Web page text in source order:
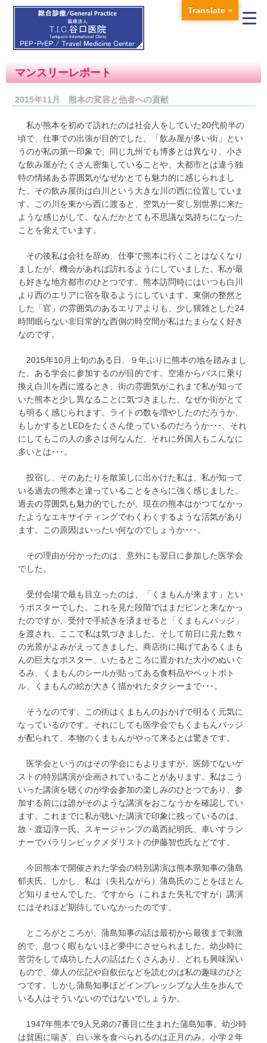
マンスリーレポート
2015年11月 熊本の変容と他者への貢献
私が熊本を初めて訪れたのは社会人をしていた20代前半の
頃で、仕事での出張が目的でした。「飲み屋が多い街」とい
うのが私の第一印象で、同じ九州でも博多とは異なり、小さ
な飲み屋がたくさん密集していることや、大都市とは違う独
特の情緒ある雰囲気がなぜかとても魅力的に感じられまし
た。その飲み屋街は白川という大きな川の西に位置していま
す。この川を東から西に渡ると、空気が一変し別世界に来た
ような感じがして、なんだかとても不思議な気持ちになった
ことを覚えています。
その後私は会社を辞め、仕事で熊本に行くことはなくなり
ましたが、機会があれば訪れるようにしていました。私が最
も好きな地方都市のひとつです。熊本訪問時にはいつも白川
より西のエリアに宿を取るようにしています。東側の整然と
した「官」の雰囲気のあるエリアよりも、少し猥雑とした24
時間眠らない非日常的な西側の時空間が私はたまらなく好き
なのです。
2015年10月上旬のある日、９年ぶりに熊本の地を踏みまし
た。ある学会に参加するのが目的です。空港からバスに乗り
換え白川を西に渡るとき、街の雰囲気がこれまで私が知って
いた熊本と少し異なることに気づきました。なぜか街がとて
も明るく感じられます。ライトの数を増やしたのだろうか、
もしかするとLEDをたくさん使っているのだろうか･･･、それ
にしてもこの人の多さは何なんだ、それに外国人もこんなに
多いとは･･･。
投宿し、そのあたりを散策しに出かけた私は、私が知って
いる過去の熊本と違っていることをさらに強く感じました。
過去の雰囲気も魅力的でしたが、現在の熊本はかつてなかっ
たようなエキサイティングでわくわくするような活気があり
ます。この原因はいったい何なのでしょうか･･･。
その理由が分かったのは、意外にも翌日に参加した医学会
でした。
受付会場で最も目立ったのは、「くまもんが来ます」とい
うポスターでした。これを見た段階ではまだピンと来なかっ
たのですが、受付で手続きを済ませると「くまもんバッジ」
を渡され、ここで私は気づきました。そして前日に見た数々
の光景がよみがえってきました。商店街に掲げてあるくまも
んの巨大なポスター、いたるところに置かれた大小のぬいぐ
るみ、くまもんのシールが貼ってある食料品やペットボト
ル、くまもんの絵が大きく描かれたタクシーまで･･･。
そうなのです。この街はくまもんのおかげで明るく元気に
なっているのです。それにしても医学会でもくまもんバッジ
が配られて、本物のくまもんがやって来るとは驚きです。
医学会というのはその学会にもよりますが、医師でないゲ
ストの特別講演が企画されていることがあります。私はこう
いった講演を聴くのが学会参加の楽しみのひとつであり、参
加する前には誰がそのような講演をおこなうかを確認してい
ます。これまでに私が聴いた講演で印象に残っているのは、
故・渡辺淳一氏、スキージャンプの葛西紀明氏、車いすラン
ナーでパラリンピックメダリストの伊藤智也氏などです。
今回熊本で開催された学会の特別講演は熊本県知事の蒲島
郁夫氏。しかし、私は（失礼ながら）蒲島氏のことをほとん
ど知りませんでした。ですから（これまた失礼ですが）講演
にはそれほど期待していなかったのです。
ところがところが、蒲島知事の話は最初から最後まで刺激
的で、息つく暇もないほど夢中にさせられました。幼少時に
苦労をして成功した人の話はたくさんあり、どれも興味深い
もので、偉人の伝記や自叙伝などを読むのは私の趣味のひと
つです。しかし蒲島知事ほどインプレッシブな人生を歩んで
いる人はそういないのではないでしょうか。
1947年熊本で9人兄弟の7番目に生まれた蒲島知事。幼少時
は貧困に喘ぎ、白い米を食べられるのは正月のみ。小学２年
Translate »